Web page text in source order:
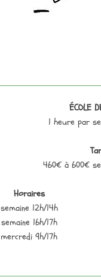
ÉCOLE
1 heure par
460€ à 600€
Horaires
semaine 12h/14h
semaine 16h/17h
mercredi 9h/17h